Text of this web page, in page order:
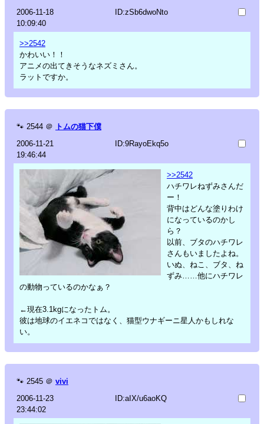
2006-11-18
10:09:40
ID:zSb6dwoNto
>>2542
かわいい！！
アニメの出てきそうなネズミさん。
ラットですか。
🐾 2544 ＠ トムの猫下僕
2006-11-21
19:46:44
ID:9RayoEkq5o
>>2542
ハチワレねずみさんだ
ー！
背中はどんな塗りわけ
になっているのかし
ら？
以前、ブタのハチワレ
さんもいましたよね。
いぬ、ねこ、ブタ、ね
ずみ……他にハチワレ
の動物っているのかなぁ？
←現在3.1kgになったトム。
彼は地球のイエネコではなく、猫型ウナギーニ星人かもしれな
い。
🐾 2545 ＠ vivi
2006-11-23
23:44:02
ID:aIX/u6aoKQ